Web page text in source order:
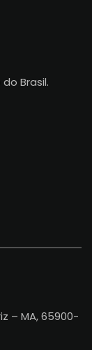
Brasil.
– MA, 65900-